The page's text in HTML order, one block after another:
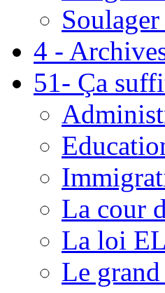
4 -
51- Ça
La cour
La loi
Le